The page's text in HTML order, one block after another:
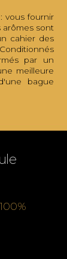
vous fournir
arômes sont
cahier des
par un
meilleure
bague